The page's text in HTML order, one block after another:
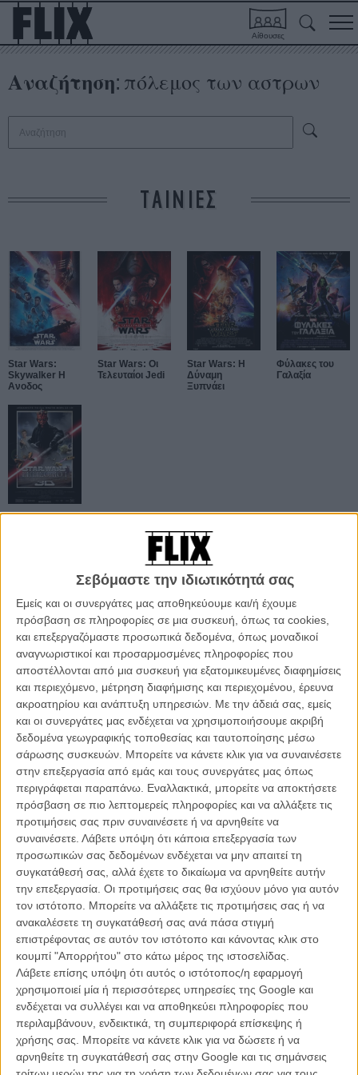
Σεβόμαστε την ιδιωτικότητά σας
Εμείς και οι συνεργάτες μας αποθηκεύουμε και/ή έχουμε
πρόσβαση σε πληροφορίες σε μια συσκευή, όπως τα cookies,
και επεξεργαζόμαστε προσωπικά δεδομένα, όπως μοναδικοί
αναγνωριστικοί και προσαρμοσμένες πληροφορίες που
αποστέλλονται από μια συσκευή για εξατομικευμένες διαφημίσεις
και περιεχόμενο, μέτρηση διαφήμισης και περιεχομένου, έρευνα
ακροατηρίου και ανάπτυξη υπηρεσιών. Με την άδειά σας, εμείς
και οι συνεργάτες μας ενδέχεται να χρησιμοποιήσουμε ακριβή
δεδομένα γεωγραφικής τοποθεσίας και ταυτοποίησης μέσω
σάρωσης συσκευών. Μπορείτε να κάνετε κλικ για να συναινέσετε
στην επεξεργασία από εμάς και τους συνεργάτες μας όπως
περιγράφεται παραπάνω. Εναλλακτικά, μπορείτε να αποκτήσετε
πρόσβαση σε πιο λεπτομερείς πληροφορίες και να αλλάξετε τις
προτιμήσεις σας πριν συναινέσετε ή να αρνηθείτε να
συναινέσετε. Λάβετε υπόψη ότι κάποια επεξεργασία των
προσωπικών σας δεδομένων ενδέχεται να μην απαιτεί τη
συγκατάθεσή σας, αλλά έχετε το δικαίωμα να αρνηθείτε αυτήν
την επεξεργασία. Οι προτιμήσεις σας θα ισχύουν μόνο για αυτόν
τον ιστότοπο. Μπορείτε να αλλάξετε τις προτιμήσεις σας ή να
ανακαλέσετε τη συγκατάθεσή σας ανά πάσα στιγμή
επιστρέφοντας σε αυτόν τον ιστότοπο και κάνοντας κλικ στο
κουμπί "Απορρήτου" στο κάτω μέρος της ιστοσελίδας.
Λάβετε επίσης υπόψη ότι αυτός ο ιστότοπος/η εφαρμογή
χρησιμοποιεί μία ή περισσότερες υπηρεσίες της Google και
ενδέχεται να συλλέγει και να αποθηκεύει πληροφορίες που
περιλαμβάνουν, ενδεικτικά, τη συμπεριφορά επίσκεψης ή
χρήσης σας. Μπορείτε να κάνετε κλικ για να δώσετε ή να
αρνηθείτε τη συγκατάθεσή σας στην Google και τις σημάνσεις
Αίθουσες
Αναζήτηση: πόλεμος των αστρων
ΤΑΙΝΙΕΣ
Star Wars:
Skywalker Η
Ανοδος
Star Wars: Οι
Τελευταίοι Jedi
Star Wars: H
Δύναμη
Ξυπνάει
Φύλακες του
Γαλαξία
Star Wars:
ΑΡΘΡΑ
Ο Χάρισον Φορντ θα τιμηθεί με το Life Achievement
Award των βραβείων SAG-AFTRA
ΝΕΑ /19 ΔΕΚ/ Αλισάρ Μπακίρ
«Ο Πόλεμος Του Λούκας – Επεισόδιο ΙΙ»: «Η
Αυτοκρατορία Αντεπιτίθεται» στη συνέχεια του
making-of της σειράς ταινιών «Ο Πόλεμος Των Αστρων»!
ΝΕΑ /17 ΔΕΚ/ Flix Team
«Το "House of David" δεν γυρίστηκε κατά 10% στην
Ελλάδα — γυρίστηκε 100% στην Ελλάδα»
ΘΕΜΑΤΑ /08 ΙΟΥΝ 2025/ Λήδα Γαλανού
Τι βλέπουμε στο σπίτι τη Δευτέρα, 28 Απριλίου
FLIX AT HOME / 28 ΑΠΡ 2025 / Flix Team
Τι βλέπουμε στο σπίτι την Πέμπτη, 9 Ιανουαρίου
FLIX AT HOME / 09 ΙΑΝ 2025/ Flix Team
Κάννες 2024: Ο Ρασούλοφ στο κόκκινο χαλί, ο Τζορτζ
Λούκας σε masterclass, λίγο πριν την αυλαία
ΝΕΑ / 25 ΜΑΙ 2024